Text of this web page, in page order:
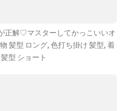
正解♡マスターしてかっこいいオ
髪型 ロング, 色打ち掛け 髪型, 着
型 ショート